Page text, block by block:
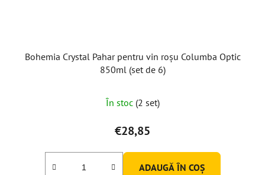
Bohemia Crystal Pahar pentru vin roșu Columba Optic
850ml (set de 6)
În stoc (2 set)
€28,85
ADAUGĂ ÎN COŞ